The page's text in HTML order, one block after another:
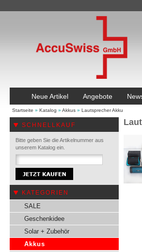
Neue Artikel Angebote
Startseite » Katalog » Akkus » Lautsprecher Akku
SCHNELLKAUF
Bitte geben Sie die Artikelnummer aus
unserem Katalog ein.
KATEGORIEN
SALE
Geschenkidee
Solar + Zubehör
Akkus